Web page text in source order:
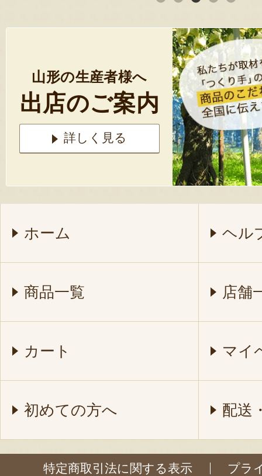
山形の生産者様へ
出店のご案内
詳しく見る
ホーム ヘル
商品一覧 店舗
カート マイ
初めての方へ 配送
特定商取引法に関する表示 プラ